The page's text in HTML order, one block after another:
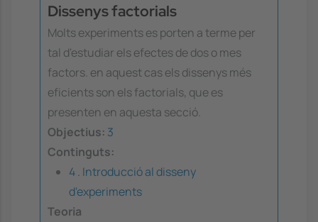
Dissenys factorials
Molts experiments es porten a terme per
tal d'estudiar els efectes de dos o mes
factors. en aquest cas els dissenys més
eficients son els factorials, que es
presenten en aquesta secció.
Objectius: 3
Continguts:
4 . Introducció al disseny
d'experiments
Teoria